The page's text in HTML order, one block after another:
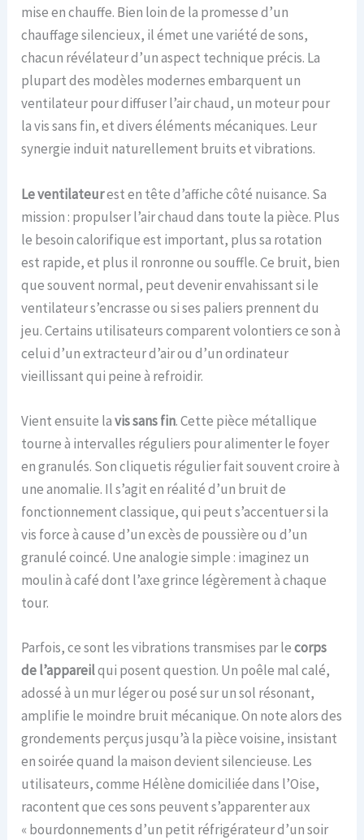
mise en chauffe. Bien loin de la promesse d’un
chauffage silencieux, il émet une variété de sons,
chacun révélateur d’un aspect technique précis. La
plupart des modèles modernes embarquent un
ventilateur pour diffuser l’air chaud, un moteur pour
la vis sans fin, et divers éléments mécaniques. Leur
synergie induit naturellement bruits et vibrations.
Le ventilateurest en tête d’affiche côté nuisance. Sa
mission : propulser l’air chaud dans toute la pièce. Plus
le besoin calorifique est important, plus sa rotation
est rapide, et plus il ronronne ou souffle. Ce bruit, bien
que souvent normal, peut devenir envahissant si le
ventilateur s’encrasse ou si ses paliers prennent du
jeu. Certains utilisateurs comparent volontiers ce son à
celui d’un extracteur d’air ou d’un ordinateur
vieillissant qui peine à refroidir.
Vient ensuite lavis sans fin. Cette pièce métallique
tourne à intervalles réguliers pour alimenter le foyer
en granulés. Son cliquetis régulier fait souvent croire à
une anomalie. Il s’agit en réalité d’un bruit de
fonctionnement classique, qui peut s’accentuer si la
vis force à cause d’un excès de poussière ou d’un
granulé coincé. Une analogie simple : imaginez un
moulin à café dont l’axe grince légèrement à chaque
tour.
Parfois, ce sont les vibrations transmises par lecorps
de l’appareilqui posent question. Un poêle mal calé,
adossé à un mur léger ou posé sur un sol résonant,
amplifie le moindre bruit mécanique. On note alors des
grondements perçus jusqu’à la pièce voisine, insistant
en soirée quand la maison devient silencieuse. Les
utilisateurs, comme Hélène domiciliée dans l’Oise,
racontent que ces sons peuvent s’apparenter aux
« bourdonnements d’un petit réfrigérateur d’un soir